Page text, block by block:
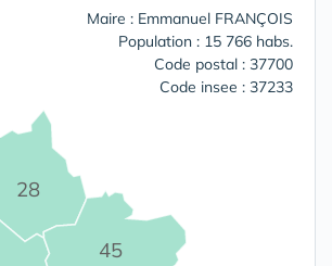
Maire : Emmanuel FRANÇOIS
Population : 15 766 habs.
Code postal : 37700
Code insee : 37233
28
45